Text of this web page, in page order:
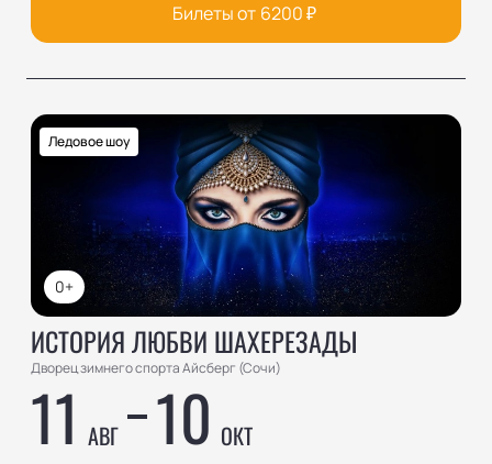
Билеты от 6200₽
0+
Ледовое шоу
ИСТОРИЯ ЛЮБВИ ШАХЕРЕЗАДЫ
Дворец зимнего спорта Айсберг (Сочи)
11 АВГ 10 ОКТ